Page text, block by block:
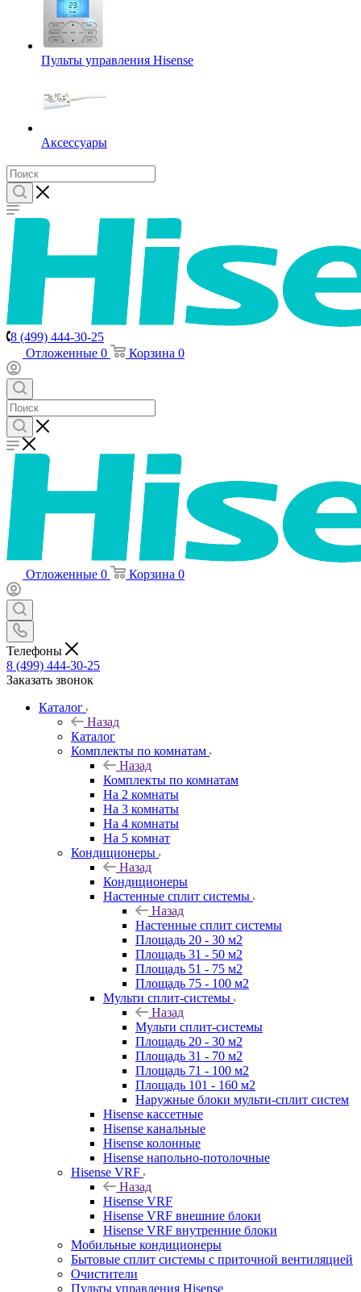
Пульты управления Hisense
Аксессуары
8 (499) 444-30-25
Отложенные 0 Корзина 0
Отложенные 0 Корзина 0
Телефоны
8 (499) 444-30-25
Заказать звонок
Каталог
Назад
Каталог
Комплекты по комнатам
Назад
Комплекты по комнатам
На 2 комнаты
На 3 комнаты
На 4 комнаты
На 5 комнат
Кондиционеры
Назад
Кондиционеры
Настенные сплит системы
Назад
Настенные сплит системы
Площадь 20 - 30 м2
Площадь 31 - 50 м2
Площадь 51 - 75 м2
Площадь 75 - 100 м2
Мульти сплит-системы
Назад
Мульти сплит-системы
Площадь 20 - 30 м2
Площадь 31 - 70 м2
Площадь 71 - 100 м2
Площадь 101 - 160 м2
Наружные блоки мульти-сплит систем
Hisense кассетные
Hisense канальные
Hisense колонные
Hisense напольно-потолочные
Hisense VRF
Назад
Hisense VRF
Hisense VRF внешние блоки
Hisense VRF внутренние блоки
Мобильные кондиционеры
Бытовые сплит системы с приточной вентиляцией
Очистители
Пульты управления Hisense